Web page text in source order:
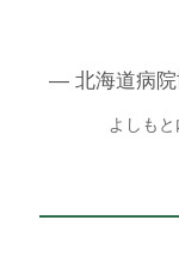
― 北海道病院
よしも